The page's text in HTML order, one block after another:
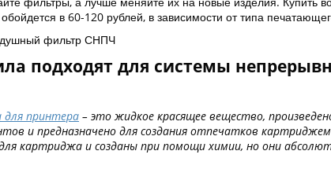
в 60-120 рублей, в зависимости от типа
подходят для системы
для принтера – это жидкое красящее вещество,
и предназначено для создания отпечатков
картриджа и созданы при помощи химии, но они